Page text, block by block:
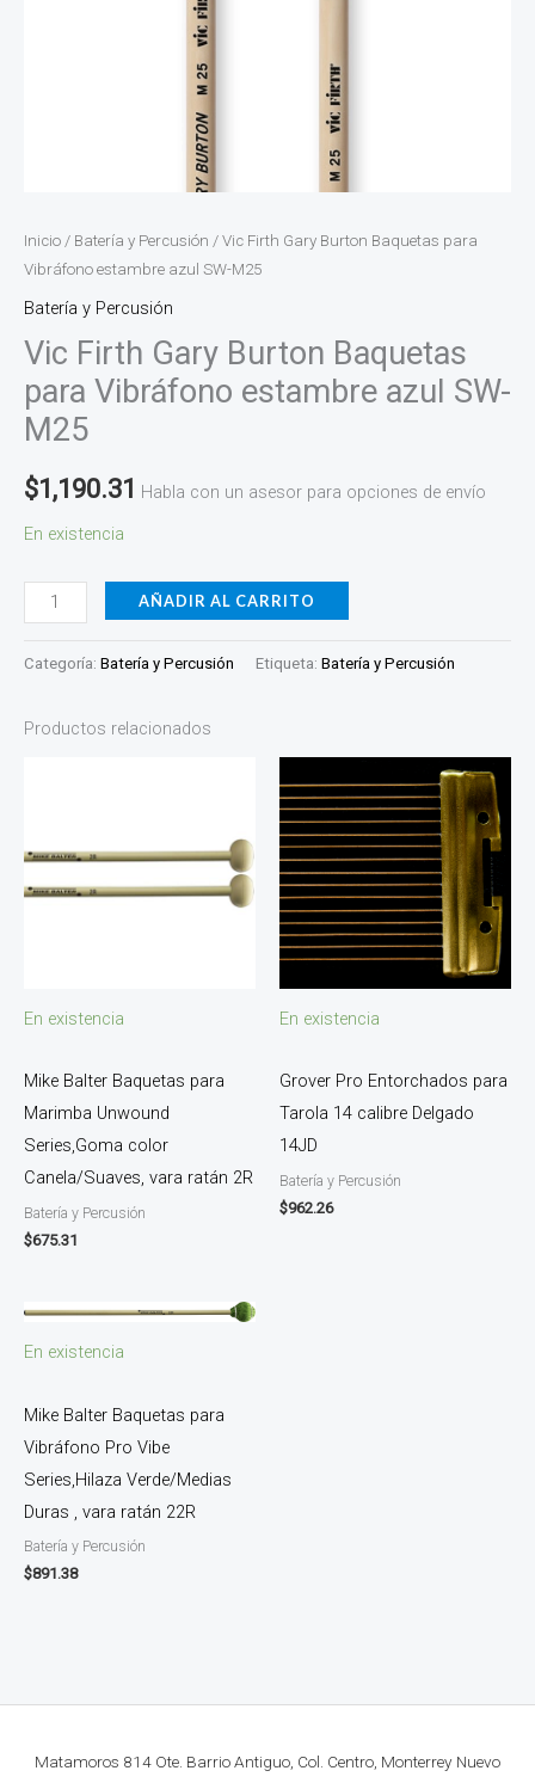
Inicio / Batería y Percusión / Vic Firth Gary Burton Baquetas para
Vibráfono estambre azul SW-M25
Batería y Percusión
Vic Firth Gary Burton Baquetas
para Vibráfono estambre azul SW-
M25
$1,190.31 Habla con un asesor para opciones de envío
En existencia
AÑADIR AL CARRITO
Categoría: Batería y Percusión Etiqueta: Batería y Percusión
Productos relacionados
En existencia
Mike Balter Baquetas para
Marimba Unwound
Series,Goma color
Canela/Suaves, vara ratán 2R
Batería y Percusión
$675.31
En existencia
Grover Pro Entorchados para
Tarola 14 calibre Delgado
14JD
Batería y Percusión
$962.26
En existencia
Mike Balter Baquetas para
Vibráfono Pro Vibe
Series,Hilaza Verde/Medias
Duras , vara ratán 22R
Batería y Percusión
$891.38
Matamoros 814 Ote. Barrio Antiguo, Col. Centro, Monterrey Nuevo